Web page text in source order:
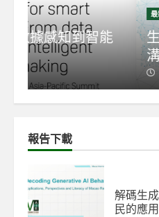
最新消息
生成式AI走入日常
溝成關注焦點
2026-07-07
報告下載
解碼生
民的應